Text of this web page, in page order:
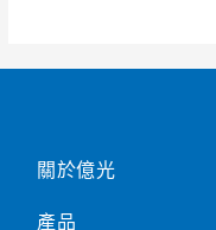
關於億光
產品